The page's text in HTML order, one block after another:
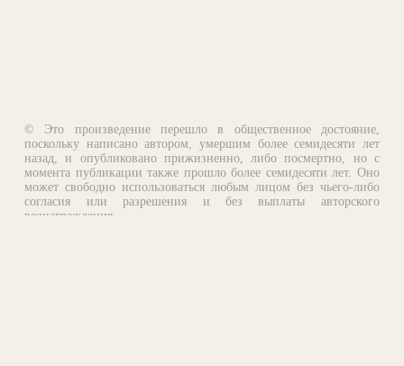
© Это произведение перешло в общественное достояние,
поскольку написано автором, умершим более семидесяти лет
назад, и опубликовано прижизненно, либо посмертно, но с
момента публикации также прошло более семидесяти лет. Оно
может свободно использоваться любым лицом без чьего-либо
согласия или разрешения и без выплаты авторского
вознаграждения.